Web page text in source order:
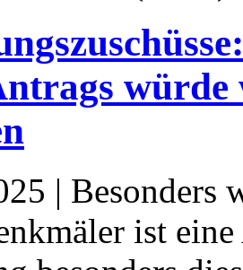
würde
| Besonders
ist